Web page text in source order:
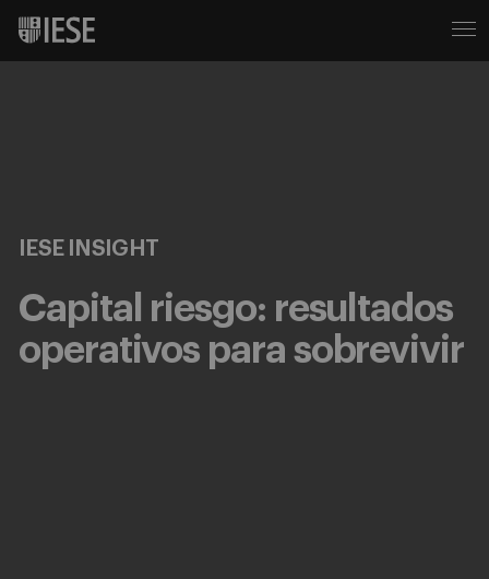
IESE INSIGHT
Capital riesgo: resultados
operativos para sobrevivir